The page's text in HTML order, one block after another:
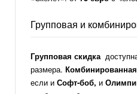
Групповая и
Групповая скидка
размера.
если и Софт-боб, и